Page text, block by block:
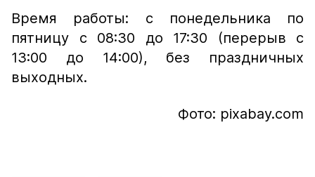
Время работы: с понедельника по
пятницу с 08:30 до 17:30 (перерыв с
13:00 до 14:00), без праздничных
выходных.
Фото: pixabay.com